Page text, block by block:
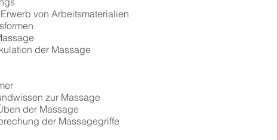
von Arbeitsmaterialien
der Massage
zur Massage
der Massage
der Massagegriffe